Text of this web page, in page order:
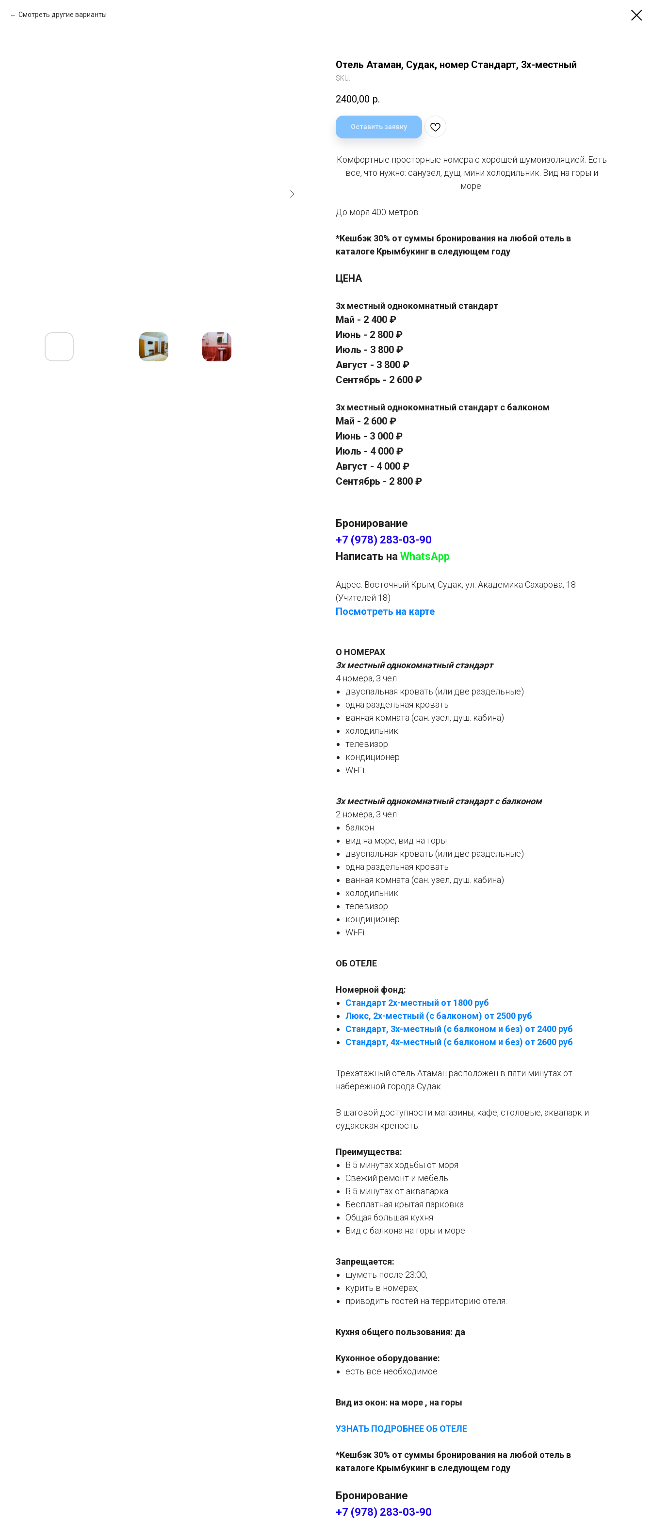
Смотреть другие варианты
Отель Атаман, Судак, номер Стандарт, 3х-местный
SKU:
2400,00 р.
Оставить заявку
Комфортные просторные номера с хорошей шумоизоляцией. Есть
все, что нужно: санузел, душ, мини холодильник. Вид на горы и
море.
До моря 400 метров
*Кешбэк 30% от суммы бронирования на любой отель в
каталоге Крымбукинг в следующем году
ЦЕНА
3х местный однокомнатный стандарт
Май - 2 400 ₽
Июнь - 2 800 ₽
Июль - 3 800 ₽
Август - 3 800 ₽
Сентябрь - 2 600 ₽
3х местный однокомнатный стандарт с балконом
Май - 2 600 ₽
Июнь - 3 000 ₽
Июль - 4 000 ₽
Август - 4 000 ₽
Сентябрь - 2 800 ₽
Бронирование
+7 (978) 283-03-90
Написать на WhatsApp
Адрес: Восточный Крым, Судак, ул. Академика Сахарова, 18
(Учителей 18)
Посмотреть на карте
О НОМЕРАХ
3х местный однокомнатный стандарт
4 номера, 3 чел
двуспальная кровать (или две раздельные)
одна раздельная кровать
ванная комната (сан. узел, душ. кабина)
холодильник
телевизор
кондиционер
Wi-Fi
3х местный однокомнатный стандарт с балконом
2 номера, 3 чел
балкон
вид на море, вид на горы
двуспальная кровать (или две раздельные)
одна раздельная кровать
ванная комната (сан. узел, душ. кабина)
холодильник
телевизор
кондиционер
Wi-Fi
ОБ ОТЕЛЕ
Номерной фонд:
Стандарт 2х-местный от 1800 руб
Люкс, 2х-местный (с балконом) от 2500 руб
Стандарт, 3х-местный (с балконом и без) от 2400 руб
Стандарт, 4х-местный (с балконом и без) от 2600 руб
Трехэтажный отель Атаман расположен в пяти минутах от
набережной города Судак.
В шаговой доступности магазины, кафе, столовые, аквапарк и
судакская крепость.
Преимущества:
В 5 минутах ходьбы от моря
Свежий ремонт и мебель
В 5 минутах от аквапарка
Бесплатная крытая парковка
Общая большая кухня
Вид с балкона на горы и море
Запрещается:
шуметь после 23:00,
курить в номерах,
приводить гостей на территорию отеля.
Кухня общего пользования: да
Кухонное оборудование:
есть все необходимое
Вид из окон: на море , на горы
УЗНАТЬ ПОДРОБНЕЕ ОБ ОТЕЛЕ
*Кешбэк 30% от суммы бронирования на любой отель в
каталоге Крымбукинг в следующем году
Бронирование
+7 (978) 283-03-90